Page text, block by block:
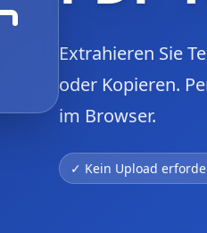
Extrahieren Sie
oder Kopieren.
im Browser.
✓ Kein Upload